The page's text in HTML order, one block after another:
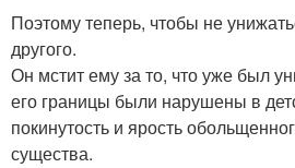
Поэтому теперь, чтобы не
другого.
Он мстит ему за то, что уже был
его границы были нарушены в
покинутость и ярость
существа.